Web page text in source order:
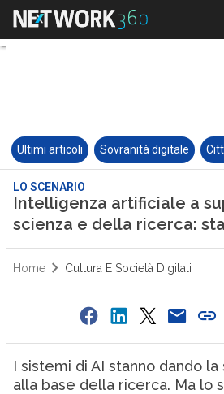
Ultimi articoli Sovranità digitale
LO SCENARIO
Intelligenza artificiale a
scienza e della ricerca:
Home Cultura E Società Digitali
I sistemi di AI stanno dando
alla base della ricerca. Ma lo